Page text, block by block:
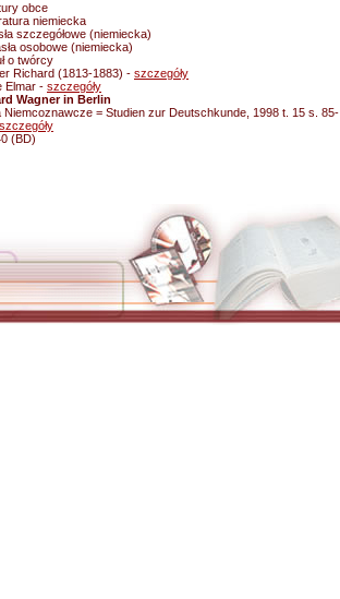
obce
niemiecka
szczegółowe (niemiecka)
osobowe (niemiecka)
o twórcy
Richard (1813-1883) - szczegóły
Elmar - szczegóły
Wagner in Berlin
Niemcoznawcze = Studien zur Deutschkunde, 1998 t. 15 s. 85-
szczegóły
(BD)